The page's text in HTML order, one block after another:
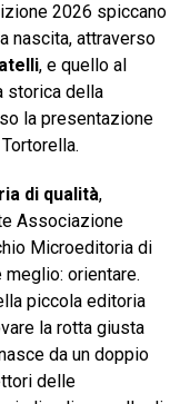
2026 spiccano
nascita, attraverso
, e quello al
storica della
la presentazione
di qualità,
Associazione
Microeditoria di
orientare.
piccola editoria
la rotta giusta
da un doppio
delle